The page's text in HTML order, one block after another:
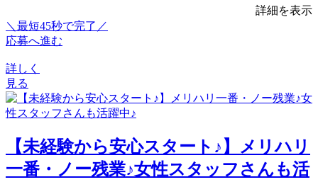
詳細を表示
＼最短45秒で完了／
応募へ進む
詳しく
見る
【未経験から安心スタート♪】メリハリ
一番・ノー残業♪女性スタッフさんも活